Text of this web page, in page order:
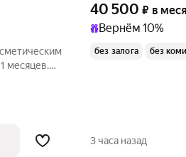
месяцев.
на улицу. В
40 500 ₽ в
Вернём 10%
без залога без
3 часа назад